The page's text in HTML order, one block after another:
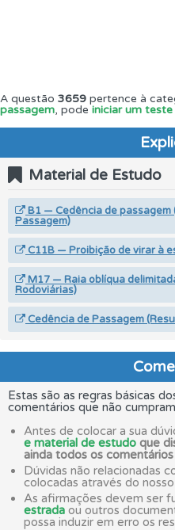
A questão 3659 pertence à
passagem, pode iniciar um
Material de Estudo
B1 — Cedência de passagem
Passagem)
C11B — Proibição de virar à
M17 — Raia oblíqua
Rodoviárias)
Cedência de Passagem
Estas são as regras básicas
comentários que não
Antes de colocar a sua
e material de estudo que
ainda todos os
Dúvidas não relacionadas
colocadas através do nosso
As afirmações devem ser
estrada ou outros
possa induzir em erro os